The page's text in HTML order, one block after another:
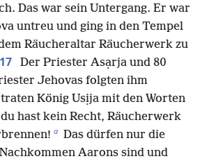
Das war sein Untergang. Er war
untreu und ging in den Tempel
Räucheraltar Räucherwerk zu
17
Der Priester Asạrja und 80
Jehovas folgten ihm
König Usịja mit den Worten
hast kein Recht, Räucherwerk
a Das dürfen nur die
Aarons sind und